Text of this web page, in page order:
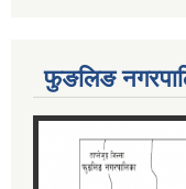
फुङलिङ